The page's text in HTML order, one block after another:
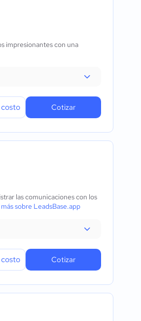
impresionantes con una
Cotizar
las comunicaciones con los
sobre LeadsBase.app
Cotizar